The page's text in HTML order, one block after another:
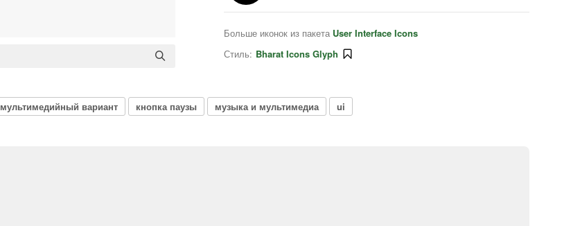
Больше иконок из пакета User Interface Icons
Стиль: Bharat Icons Glyph
мультимедийный вариант кнопка паузы музыка и мультимедиа ui